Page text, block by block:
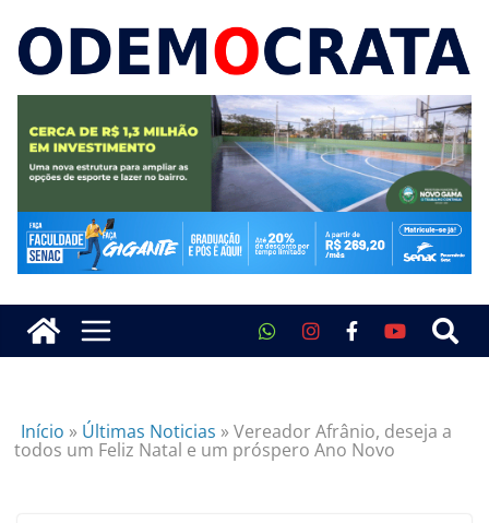
Início » Últimas Noticias »Vereador Afrânio, deseja a
todos um Feliz Natal e um próspero Ano Novo